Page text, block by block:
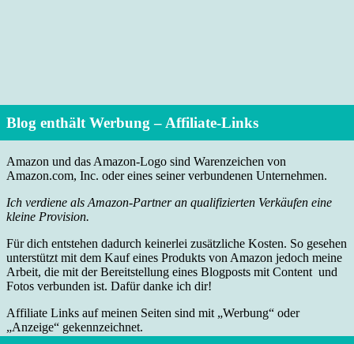
Blog enthält Werbung – Affiliate-Links
Amazon und das Amazon-Logo sind Warenzeichen von
Amazon.com, Inc. oder eines seiner verbundenen Unternehmen.
Ich verdiene als Amazon-Partner an qualifizierten Verkäufen eine
kleine Provision.
Für dich entstehen dadurch keinerlei zusätzliche Kosten. So gesehen
unterstützt mit dem Kauf eines Produkts von Amazon jedoch meine
Arbeit, die mit der Bereitstellung eines Blogposts mit Content und
Fotos verbunden ist. Dafür danke ich dir!
Affiliate Links auf meinen Seiten sind mit „Werbung“ oder
„Anzeige“ gekennzeichnet.